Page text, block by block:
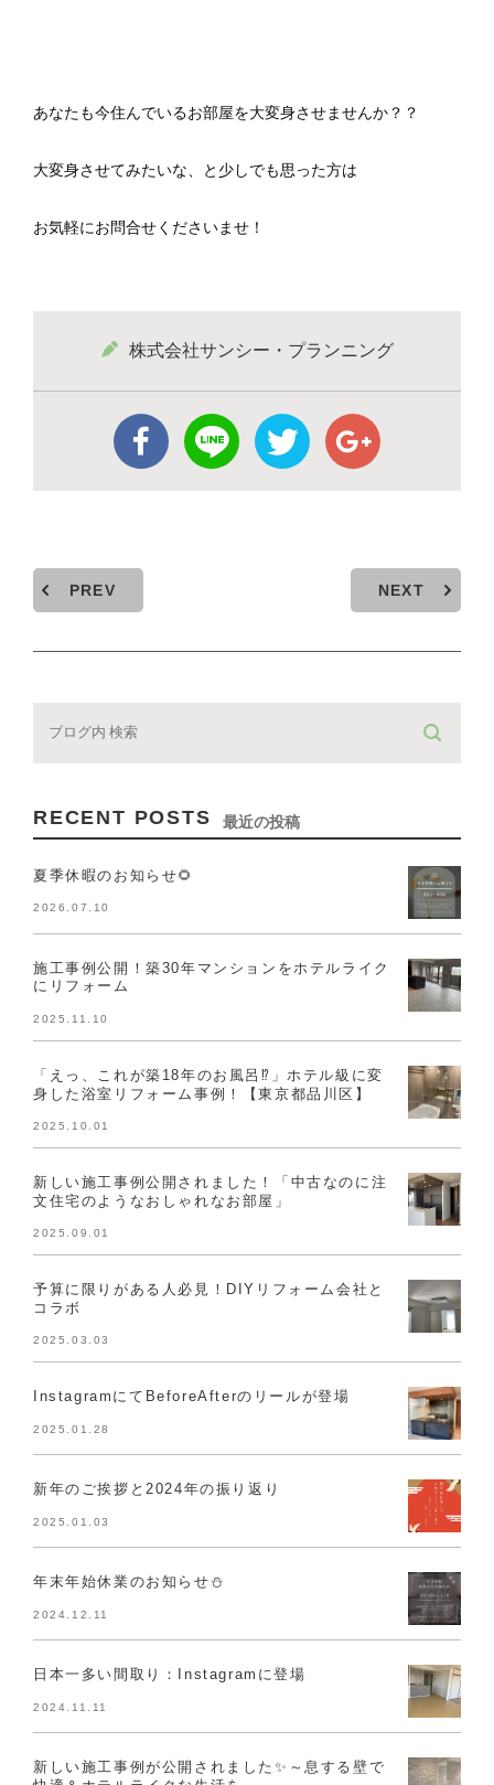
あなたも今住んでいるお部屋を大変身させませんか？？
大変身させてみたいな、と少しでも思った方は
お気軽にお問合せくださいませ！
株式会社サンシー・プランニング
PREV NEXT
RECENT POSTS 最近の投稿
夏季休暇のお知らせ🌻
2026.07.10
施工事例公開！築30年マンションをホテルライク
にリフォーム
2025.11.10
「えっ、これが築18年のお風呂⁉」ホテル級に変
身した浴室リフォーム事例！【東京都品川区】
2025.10.01
新しい施工事例公開されました！「中古なのに注
文住宅のようなおしゃれなお部屋」
2025.09.01
予算に限りがある人必見！DIYリフォーム会社と
コラボ
2025.03.03
InstagramにてBeforeAfterのリールが登場
2025.01.28
新年のご挨拶と2024年の振り返り
2025.01.03
年末年始休業のお知らせ⛄
2024.12.11
日本一多い間取り：Instagramに登場
2024.11.11
新しい施工事例が公開されました✨～息する壁で